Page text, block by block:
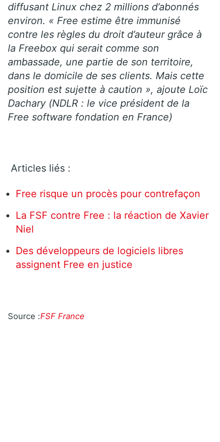
diffusant Linux chez 2 millions d’abonnés
environ. « Free estime être immunisé
contre les règles du droit d’auteur grâce à
la Freebox qui serait comme son
ambassade, une partie de son territoire,
dans le domicile de ses clients. Mais cette
position est sujette à caution », ajoute Loïc
Dachary (NDLR : le vice président de la
Free software fondation en France)
Articles liés :
Free risque un procès pour contrefaçon
La FSF contre Free : la réaction de Xavier
Niel
Des développeurs de logiciels libres
assignent Free en justice
Source :FSF France